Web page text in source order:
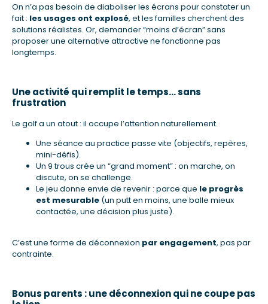
On n’a pas besoin de diaboliser les écrans pour constater un
fait : les usages ont explosé, et les familles cherchent des
solutions réalistes. Or, demander “moins d’écran” sans
proposer une alternative attractive ne fonctionne pas
longtemps.
Une activité qui remplit le temps… sans
frustration
Le golf a un atout : il occupe l’attention naturellement.
Une séance au practice passe vite (objectifs, repères,
mini-défis).
Un 9 trous crée un “grand moment” : on marche, on
discute, on se challenge.
Le jeu donne envie de revenir : parce que le progrès
est mesurable (un putt en moins, une balle mieux
contactée, une décision plus juste).
C’est une forme de déconnexion par engagement, pas par
contrainte.
Bonus parents : une déconnexion qui ne coupe pas